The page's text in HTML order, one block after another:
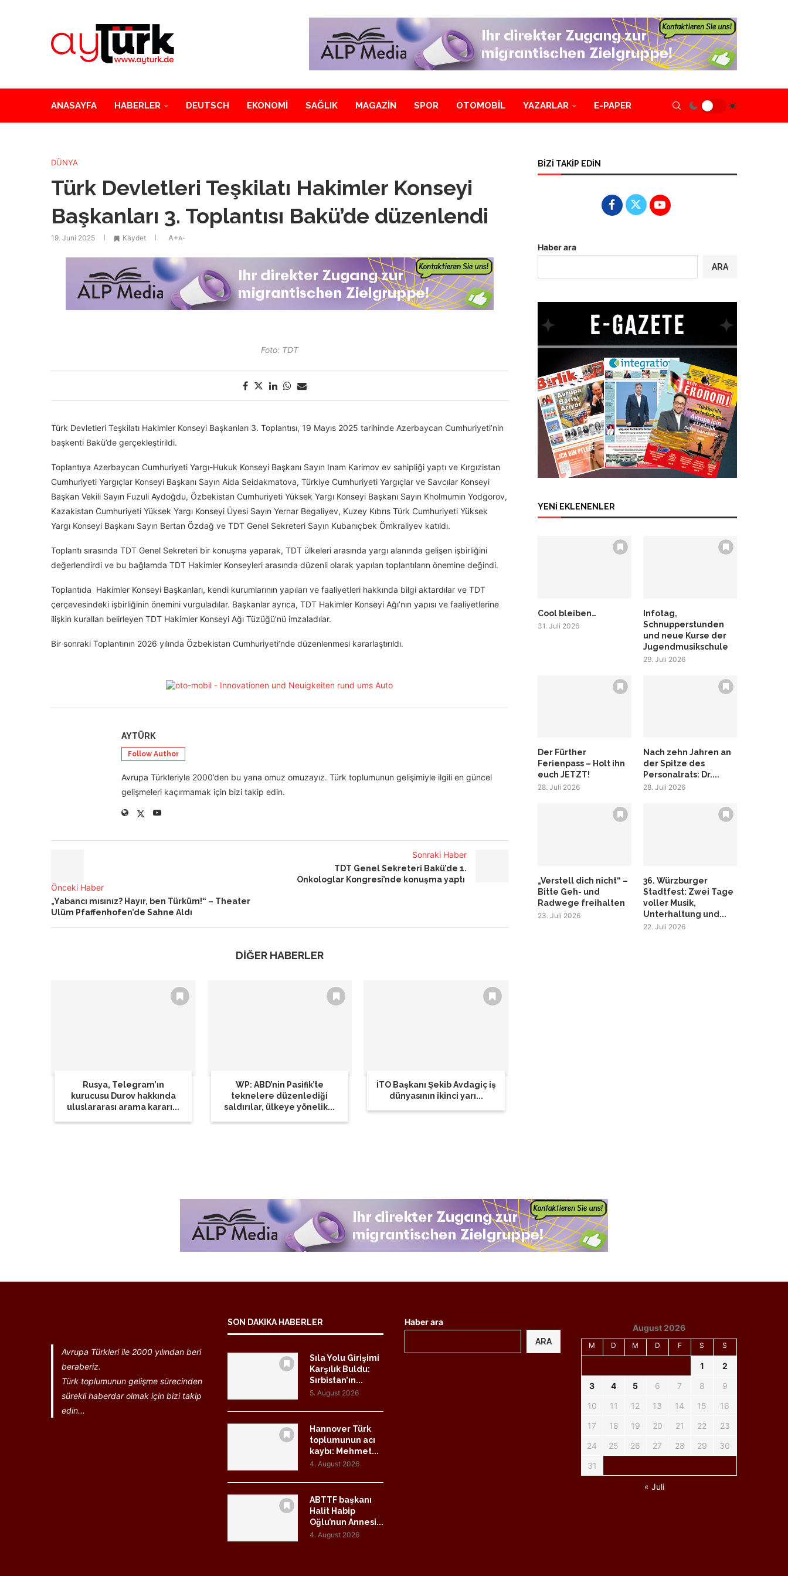
ANASAYFA HABERLER DEUTSCH EKONOMİ SAĞLIK MAGAZİN SPOR OTOMOBİL YAZARLAR E-PAPER
DÜNYA
Türk Devletleri Teşkilatı Hakimler Konseyi
Başkanları 3. Toplantısı Bakü’de düzenlendi
19. Juni 2025 Kaydet A+A-
Foto: TDT
Türk Devletleri Teşkilatı Hakimler Konseyi Başkanları 3. Toplantısı, 19 Mayıs 2025 tarihinde Azerbaycan Cumhuriyeti’nin
başkenti Bakü’de gerçekleştirildi.
Toplantıya Azerbaycan Cumhuriyeti Yargı-Hukuk Konseyi Başkanı Sayın Inam Karimov ev sahipliği yaptı ve Kırgızistan
Cumhuriyeti Yargıçlar Konseyi Başkanı Sayın Aida Seidakmatova, Türkiye Cumhuriyeti Yargıçlar ve Savcılar Konseyi
Başkan Vekili Sayın Fuzuli Aydoğdu, Özbekistan Cumhuriyeti Yüksek Yargı Konseyi Başkanı Sayın Kholmumin Yodgorov,
Kazakistan Cumhuriyeti Yüksek Yargı Konseyi Üyesi Sayın Yernar Begaliyev, Kuzey Kıbrıs Türk Cumhuriyeti Yüksek
Yargı Konseyi Başkanı Sayın Bertan Özdağ ve TDT Genel Sekreteri Sayın Kubanıçbek Ömkraliyev katıldı.
Toplantı sırasında TDT Genel Sekreteri bir konuşma yaparak, TDT ülkeleri arasında yargı alanında gelişen işbirliğini
değerlendirdi ve bu bağlamda TDT Hakimler Konseyleri arasında düzenli olarak yapılan toplantıların önemine değindi.
Toplantıda Hakimler Konseyi Başkanları, kendi kurumlarının yapıları ve faaliyetleri hakkında bilgi aktardılar ve TDT
çerçevesindeki işbirliğinin önemini vurguladılar. Başkanlar ayrıca, TDT Hakimler Konseyi Ağı’nın yapısı ve faaliyetlerine
ilişkin kuralları belirleyen TDT Hakimler Konseyi Ağı Tüzüğü’nü imzaladılar.
Bir sonraki Toplantının 2026 yılında Özbekistan Cumhuriyeti’nde düzenlenmesi kararlaştırıldı.
AYTÜRK
Follow Author
Avrupa Türkleriyle 2000’den bu yana omuz omuzayız. Türk toplumunun gelişimiyle ilgili en güncel
gelişmeleri kaçırmamak için bizi takip edin.
Önceki Haber
„Yabancı mısınız? Hayır, ben Türküm!“ – Theater
Ulüm Pfaffenhofen’de Sahne Aldı
Sonraki Haber
TDT Genel Sekreteri Bakü’de 1.
Onkologlar Kongresi’nde konuşma yaptı
DİĞER HABERLER
Rusya, Telegram’ın
kurucusu Durov hakkında
uluslararası arama kararı...
WP: ABD’nin Pasifik’te
teknelere düzenlediği
saldırılar, ülkeye yönelik...
İTO Başkanı Şekib Avdagiç iş
dünyasının ikinci yarı...
BİZİ TAKİP EDİN
Haber ara
ARA
YENİ EKLENENLER
Cool bleiben…
31. Juli 2026
Infotag,
Schnupperstunden
und neue Kurse der
Jugendmusikschule
29. Juli 2026
Der Fürther
Ferienpass – Holt ihn
euch JETZT!
28. Juli 2026
Nach zehn Jahren an
der Spitze des
Personalrats: Dr....
28. Juli 2026
„Verstell dich nicht“ –
Bitte Geh- und
Radwege freihalten
23. Juli 2026
36. Würzburger
Stadtfest: Zwei Tage
voller Musik,
Unterhaltung und...
22. Juli 2026
Avrupa Türkleri ile 2000 yılından beri
beraberiz.
Türk toplumunun gelişme sürecinden
sürekli haberdar olmak için bizi takip
edin...
SON DAKIKA HABERLER
Sıla Yolu Girişimi
Karşılık Buldu:
Sırbistan’ın...
5. August 2026
Hannover Türk
toplumunun acı
kaybı: Mehmet...
4. August 2026
ABTTF başkanı
Halit Habip
Oğlu’nun Annesi...
4. August 2026
Haber ara
ARA
August 2026
M D M D F S S
1
2
3
4 5 6 7 8
9
10
11 12 13 14 15
16
17
18 19 20 21 22
23
24
25 26 27 28 29
30
31
« Juli